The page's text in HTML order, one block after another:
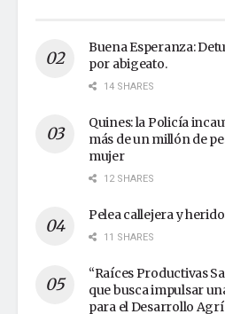
Buena Esperanza:
por abigeato.
14 SHARES
Quines: la Policía
más de un millón de
mujer
12 SHARES
Pelea callejera y
11 SHARES
“Raíces Productivas
que busca impulsar
para el Desarrollo